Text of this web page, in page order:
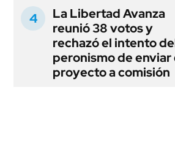
La Libertad Avanza
reunió 38 votos y
rechazó el intento
peronismo de enviar
proyecto a comisión